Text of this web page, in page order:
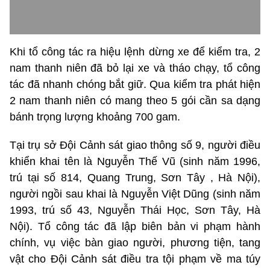
Khi tổ công tác ra hiệu lệnh dừng xe để kiểm tra, 2
nam thanh niên đã bỏ lại xe và tháo chạy, tổ công
tác đã nhanh chóng bắt giữ. Qua kiểm tra phát hiện
2 nam thanh niên có mang theo 5 gói cần sa dạng
bánh trọng lượng khoảng 700 gam.
Tại trụ sở Đội Cảnh sát giao thông số 9, người điều
khiển khai tên là Nguyễn Thế Vũ (sinh năm 1996,
trú tại số 814, Quang Trung, Sơn Tây , Hà Nội),
người ngồi sau khai là Nguyễn Việt Dũng (sinh năm
1993, trú số 43, Nguyễn Thái Học, Sơn Tây, Hà
Nội). Tổ công tác đã lập biên bản vi phạm hành
chính, vụ việc bàn giao người, phương tiện, tang
vật cho Đội Cảnh sát điều tra tội phạm về ma túy